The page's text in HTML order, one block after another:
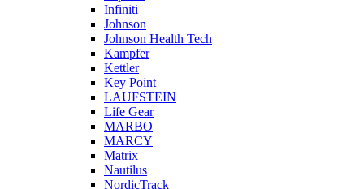
Infiniti
Johnson
Johnson Health Tech
Kampfer
Kettler
Key Point
LAUFSTEIN
Life Gear
MARBO
MARCY
Matrix
Nautilus
NordicTrack